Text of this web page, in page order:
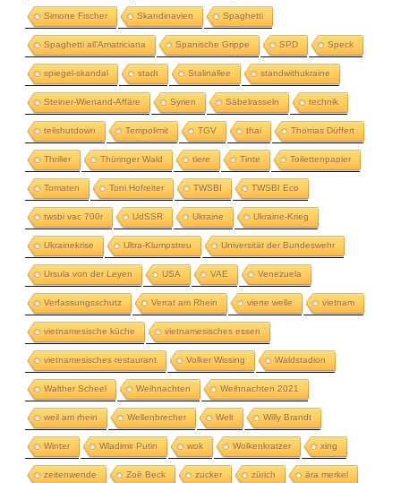
Simone Fischer Skandinavien Spaghetti
Spaghetti all'Amatriciana Spanische Grippe SPD Speck
spiegel-skandal stadt Stalinallee standwithukraine
Steiner-Wienand-Affäre Syrien Säbelrasseln technik
teilshutdown Tempolimit TGV thai Thomas Düffert
Thriller Thüringer Wald tiere Tinte Toilettenpapier
Tomaten Toni Hofreiter TWSBI TWSBI Eco
twsbi vac 700r UdSSR Ukraine Ukraine-Krieg
Ukrainekrise Ultra-Klumpstreu Universität der Bundeswehr
Ursula von der Leyen USA VAE Venezuela
Verfassungsschutz Verrat am Rhein vierte welle vietnam
vietnamesische küche vietnamesisches essen
vietnamesisches restaurant Volker Wissing Waldstadion
Walther Scheel Weihnachten Weihnachten 2021
weil am rhein Wellenbrecher Welt Willy Brandt
Winter Wladimir Putin wok Wolkenkratzer xing
zeitenwende Zoë Beck zucker zürich ära merkel